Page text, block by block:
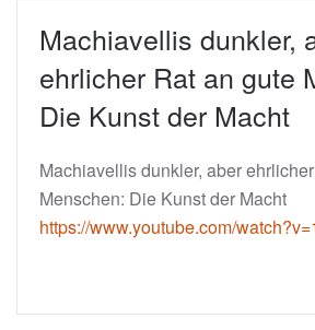
Machiavellis dunkler,
ehrlicher Rat an gute
Die Kunst der Macht
Machiavellis dunkler, aber
Menschen: Die Kunst der Macht
https://www.youtube.com/